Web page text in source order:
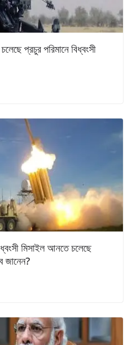
প্রচুর পরিমানে বিধ্বংসী
মিসাইল আনতে চলেছে
জানেন?